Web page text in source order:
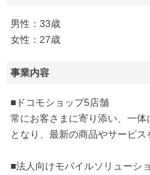
男性：33歳
女性：27歳
事業内容
■ドコモショップ5店舗
常にお客さまに寄り添い、一
となり、最新の商品やサービス
■法人向けモバイルソリューシ